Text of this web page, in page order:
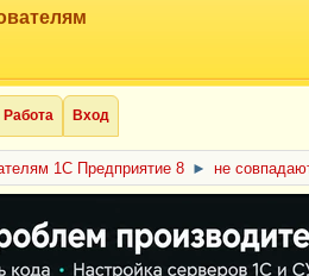
Работа Вход
1С Предприятие 8 ► не